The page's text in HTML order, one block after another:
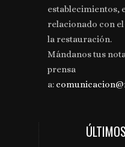
establecimientos,
relacionado con
la restauración.
Mándanos tus
prensa
a: